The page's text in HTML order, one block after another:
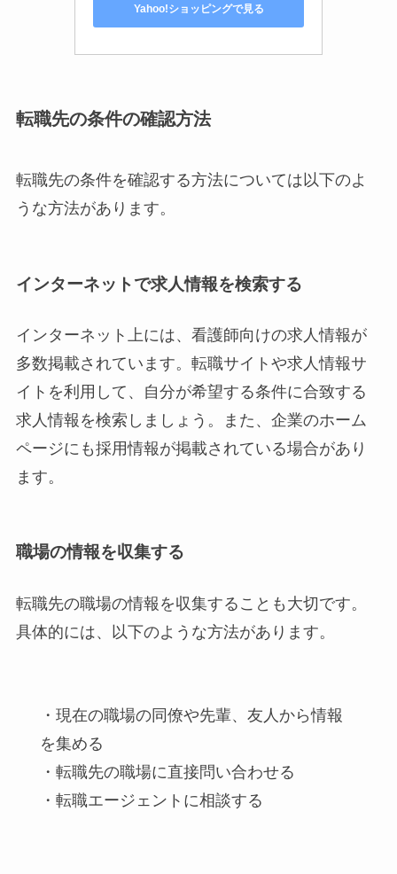
Yahoo!ショッピングで見る
転職先の条件の確認方法
転職先の条件を確認する方法については以下のよ
うな方法があります。
インターネットで求人情報を検索する
インターネット上には、看護師向けの求人情報が
多数掲載されています。転職サイトや求人情報サ
イトを利用して、自分が希望する条件に合致する
求人情報を検索しましょう。また、企業のホーム
ページにも採用情報が掲載されている場合があり
ます。
職場の情報を収集する
転職先の職場の情報を収集することも大切です。
具体的には、以下のような方法があります。
・現在の職場の同僚や先輩、友人から情報
を集める
・転職先の職場に直接問い合わせる
・転職エージェントに相談する